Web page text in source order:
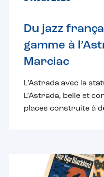
Du jazz
gamme à
Marciac
L'Astrada avec la
L’Astrada, belle et
places construite à